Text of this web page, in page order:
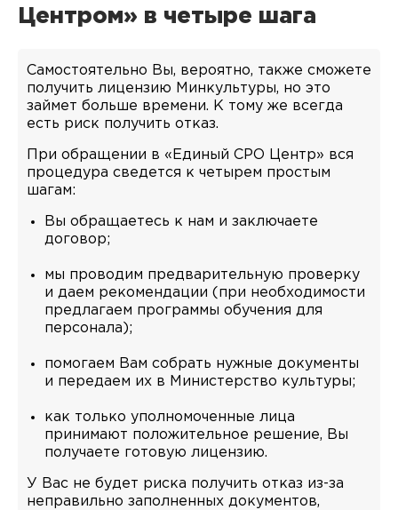
Центром» в четыре шага
Самостоятельно Вы, вероятно, также сможете
получить лицензию Минкультуры, но это
займет больше времени. К тому же всегда
есть риск получить отказ.
При обращении в «Единый СРО Центр» вся
процедура сведется к четырем простым
шагам:
Вы обращаетесь к нам и заключаете
договор;
мы проводим предварительную проверку
и даем рекомендации (при необходимости
предлагаем программы обучения для
персонала);
помогаем Вам собрать нужные документы
и передаем их в Министерство культуры;
как только уполномоченные лица
принимают положительное решение, Вы
получаете готовую лицензию.
У Вас не будет риска получить отказ из-за
неправильно заполненных документов,